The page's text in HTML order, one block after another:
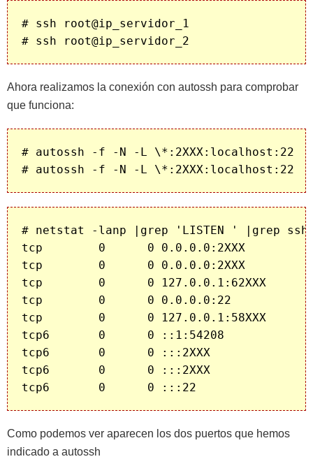
# ssh root@ip_servidor_1
Ahora realizamos la conexión con autossh para comprobar
que funciona:
# autossh -f -N -L \*:2XXX:localhost:22
# netstat -lanp |grep 'LISTEN '
tcp        0      0 0.0.0.0:2XXX
tcp        0      0
tcp        0      0 127.0.0.1:62XXX
tcp        0      0 0.0.0.0:22
tcp        0      0 127.0.0.1:58XXX
tcp6       0      0 ::1:54208
tcp6       0      0 :::2XXX
tcp6       0      0 :::2XXX
Como podemos ver aparecen los dos puertos que hemos
indicado a autossh